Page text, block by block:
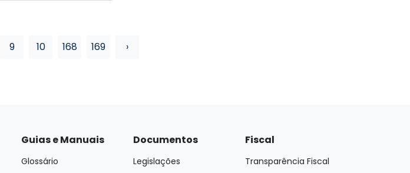
9 10 168 169 ›
Guias e Manuais
Glossário
Documentos
Legislações
Fiscal
Transparência Fiscal